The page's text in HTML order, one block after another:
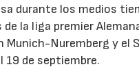
durante los medios
de la liga premier
Munich-Nuremberg y
19 de septiembre.